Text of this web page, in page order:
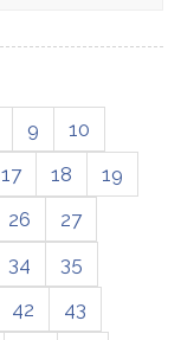
9
10
17 18
19
26
27
34
35
42
43